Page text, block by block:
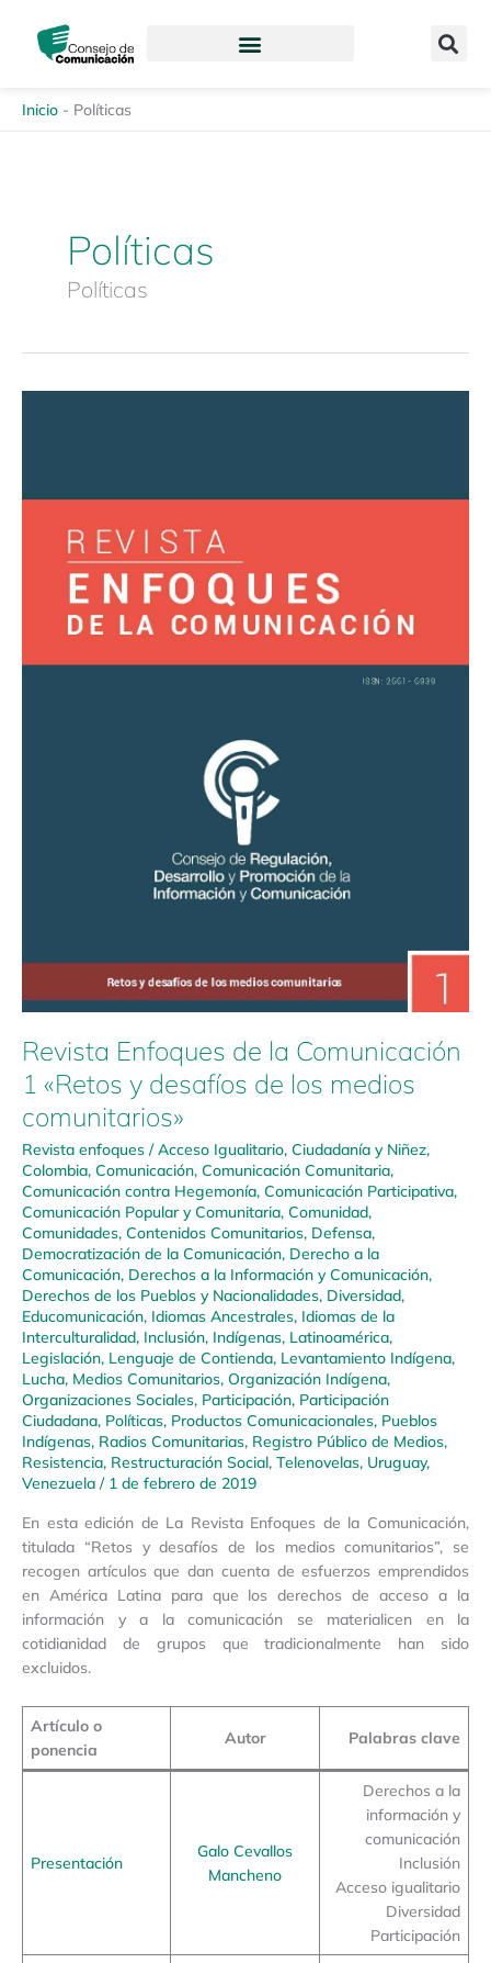
contenido
Inicio - Políticas
Políticas
Políticas
Revista Enfoques de la Comunicación
1 «Retos y desafíos de los medios
comunitarios»
Revista enfoques /Acceso Igualitario, Ciudadanía y Niñez,
Colombia, Comunicación, Comunicación Comunitaria,
Comunicación contra Hegemonía, Comunicación Participativa,
Comunicación Popular y Comunitaria, Comunidad,
Comunidades, Contenidos Comunitarios, Defensa,
Democratización de la Comunicación, Derecho a la
Comunicación, Derechos a la Información y Comunicación,
Derechos de los Pueblos y Nacionalidades, Diversidad,
Educomunicación, Idiomas Ancestrales, Idiomas de la
Interculturalidad, Inclusión, Indígenas, Latinoamérica,
Legislación, Lenguaje de Contienda, Levantamiento Indígena,
Lucha, Medios Comunitarios, Organización Indígena,
Organizaciones Sociales, Participación, Participación
Ciudadana, Políticas, Productos Comunicacionales, Pueblos
Indígenas, Radios Comunitarias, Registro Público de Medios,
Resistencia, Restructuración Social, Telenovelas, Uruguay,
Venezuela / 1 de febrero de 2019
En esta edición de La Revista Enfoques de la Comunicación,
titulada “Retos y desafíos de los medios comunitarios”, se
recogen artículos que dan cuenta de esfuerzos emprendidos
en América Latina para que los derechos de acceso a la
información y a la comunicación se materialicen en la
cotidianidad de grupos que tradicionalmente han sido
excluidos.
Artículo o
ponencia
Autor Palabras clave
Presentación
Galo Cevallos
Mancheno
Derechos a la
información y
comunicación
Inclusión
Acceso igualitario
Diversidad
Participación
Comunicación
desafíos
medios